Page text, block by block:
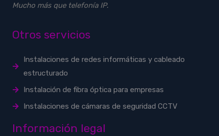
Mucho más que telefonía IP.
Otros servicios
Instalaciones de redes informáticas y cableado
estructurado
Instalación de fibra óptica para empresas
Instalaciones de cámaras de seguridad CCTV
Información legal